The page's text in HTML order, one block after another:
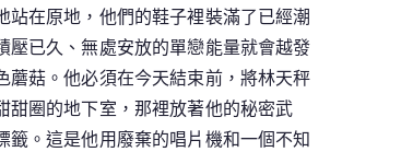
在原地，他們的鞋子裡裝滿了已經潮
已久、無處安放的單戀能量就會越發
菇。他必須在今天結束前，將林天秤
甜圈的地下室，那裡放著他的秘密武
。這是他用廢棄的唱片機和一個不知